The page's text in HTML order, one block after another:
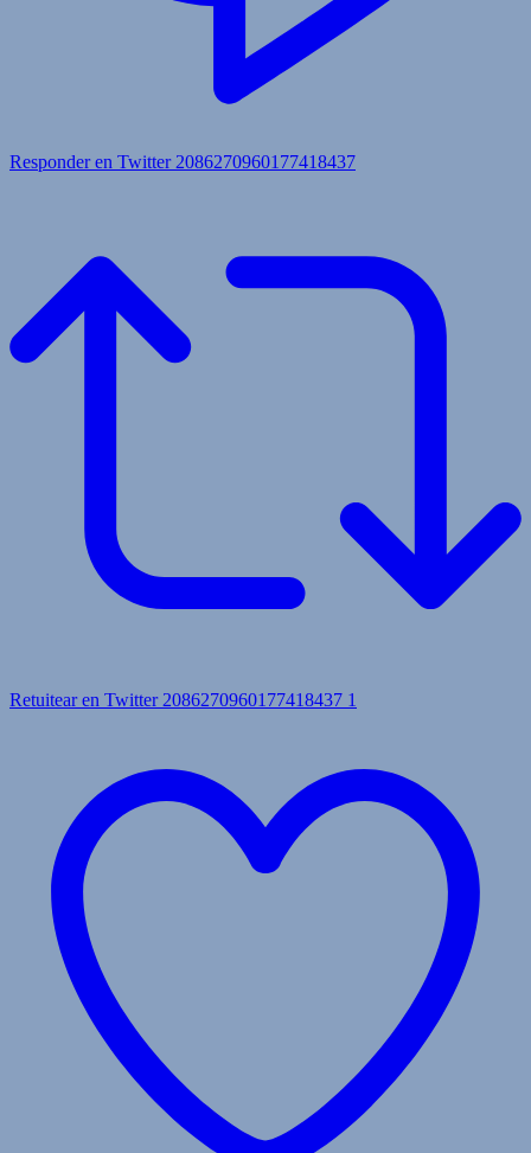
Responder en Twitter 2086270960177418437
Retuitear en Twitter 2086270960177418437 1